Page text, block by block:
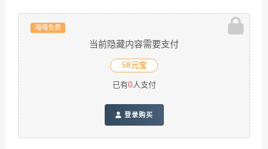
嘎嘎免费
当前隐藏内容需要支付
58元宝
已有0人支付
登录购买